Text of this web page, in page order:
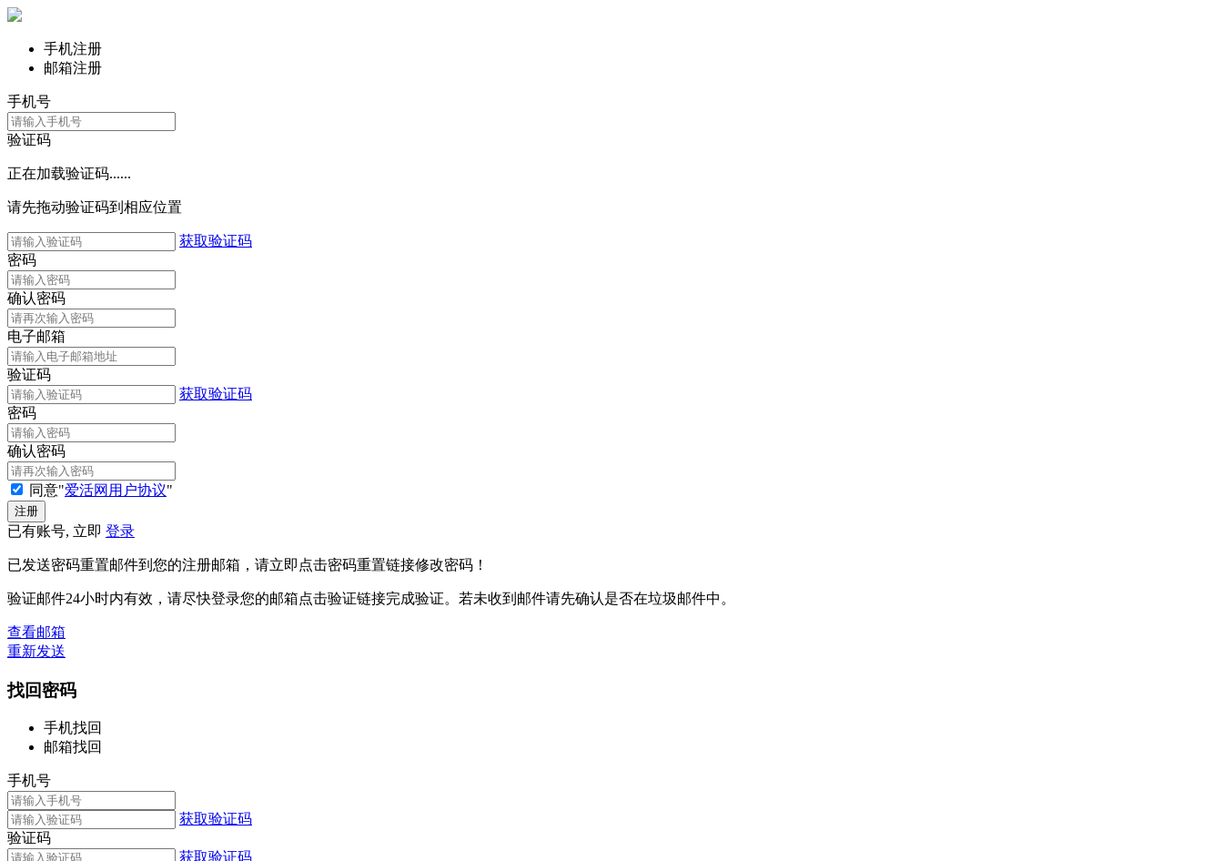
手机注册
邮箱注册
手机号
验证码
正在加载验证码......
请先拖动验证码到相应位置
获取验证码
密码
确认密码
电子邮箱
验证码
获取验证码
密码
确认密码
同意"爱活网用户协议"
已有账号, 立即 登录
已发送密码重置邮件到您的注册邮箱，请立即点击密码重置链接修改密码！
验证邮件24小时内有效，请尽快登录您的邮箱点击验证链接完成验证。若未收到邮件请先确认是否在垃圾邮件中。
查看邮箱
重新发送
找回密码
手机找回
邮箱找回
手机号
获取验证码
验证码
获取验证码